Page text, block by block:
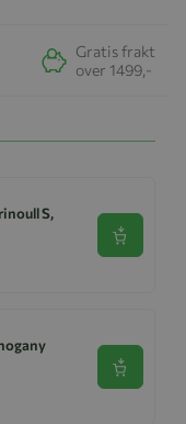
Gratis frakt
over 1499,-
S,
Se
Se